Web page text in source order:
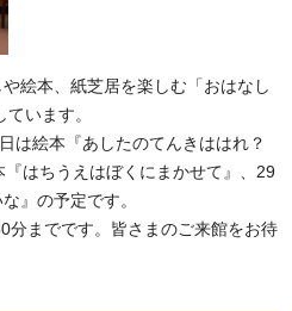
絵本、紙芝居を楽しむ「おはなし
います。
は絵本『あしたのてんきははれ？
はちうえはぼくにまかせて』、29
』の予定です。
分までです。皆さまのご来館をお待